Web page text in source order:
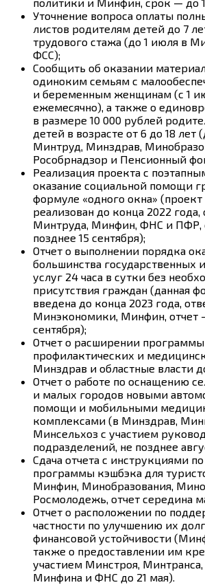
Уточнение вопроса оплаты
листов родителям детей до 7
трудового стажа (до 1 июля в
ФСС);
Сообщить об оказании
одиноким семьям с
и беременным женщинам (с 1
ежемесячно), а также о
в размере 10 000 рублей
детей в возрасте от 6 до 18
Минтруд, Минздрав,
Рособрнадзор и Пенсионный
Реализация проекта с
оказание социальной помощи
формуле «одного окна»
реализован до конца 2022 года,
Минтруда, Минфин, ФНС и ПФР,
позднее 15 сентября);
Отчет о выполнении порядка
большинства государственных
услуг 24 часа в сутки без
присутствия граждан (данная
введена до конца 2023 года,
Минэкономики, Минфин, отчет
сентября);
Отчет о расширении программы
профилактических и
Минздрав и областные власти
Отчет о работе по оснащению
и малых городов новыми
помощи и мобильными
комплексами (в Минздрав,
Минсельхоз с участием
подразделений, не позднее
Сдача отчета с инструкциями
программы кэшбэка для
Минфин, Минобразования,
Росмолодежь, отчет середина
Отчет о расположении по
частности по улучшению их
финансовой устойчивости
также о предоставлении им
участием Минстроя,
Минфина и ФНС до 21 мая).